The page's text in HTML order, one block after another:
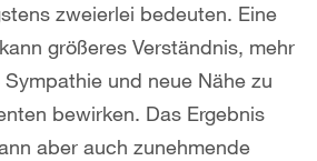
zweierlei bedeuten. Eine
größeres Verständnis, mehr
und neue Nähe zu
bewirken. Das Ergebnis
aber auch zunehmende